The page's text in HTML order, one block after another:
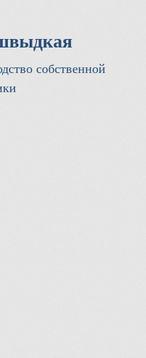
собственной